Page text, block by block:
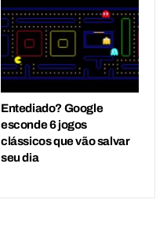
Entediado? Google
esconde 6 jogos
clássicos que vão salvar
seu dia